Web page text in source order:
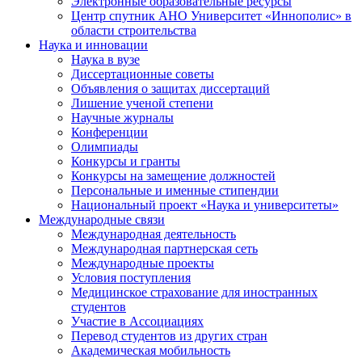
Центр спутник АНО Университет «Иннополис» в
области строительства
Наука и инновации
Наука в вузе
Диссертационные советы
Объявления о защитах диссертаций
Лишение ученой степени
Научные журналы
Конференции
Олимпиады
Конкурсы и гранты
Конкурсы на замещение должностей
Персональные и именные стипендии
Национальный проект «Наука и университеты»
Международные связи
Международная деятельность
Международная партнерская сеть
Международные проекты
Условия поступления
Медицинское страхование для иностранных
студентов
Участие в Ассоциациях
Перевод студентов из других стран
Академическая мобильность